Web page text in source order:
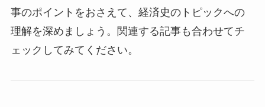
事のポイントをおさえて、経済史のトピックへの
理解を深めましょう。関連する記事も合わせてチ
ェックしてみてください。